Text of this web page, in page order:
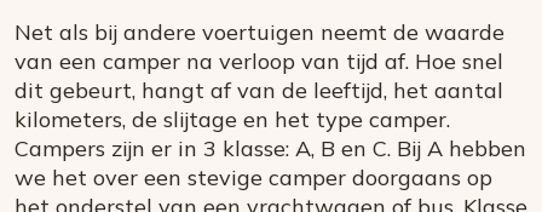
Net als bij andere voertuigen neemt de waarde
van een camper na verloop van tijd af. Hoe snel
dit gebeurt, hangt af van de leeftijd, het aantal
kilometers, de slijtage en het type camper.
Campers zijn er in 3 klasse: A, B en C. Bij A hebben
we het over een stevige camper doorgaans op